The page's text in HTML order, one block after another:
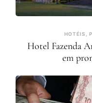
HOTÉIS,
Hotel Fazenda
em